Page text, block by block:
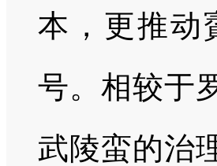
本，更推动
号。相较于
武陵蛮的治